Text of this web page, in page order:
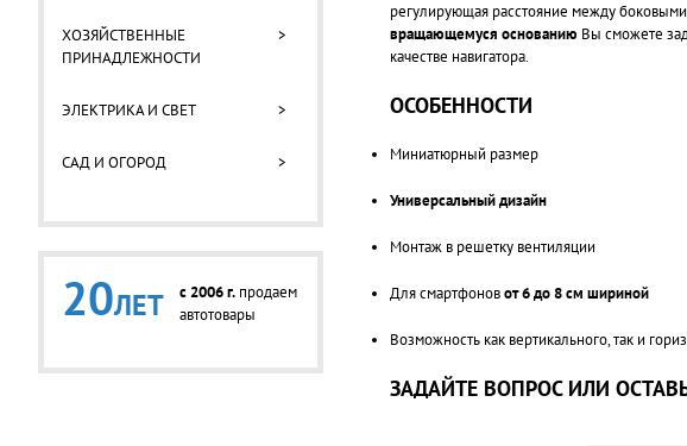
ХОЗЯЙСТВЕННЫЕ
ПРИНАДЛЕЖНОСТИ
>
ЭЛЕКТРИКА И СВЕТ >
САД И ОГОРОД >
20ЛЕТ c 2006 г. продаем
автотовары
регулирующая расстояние между
вращающемуся основанию Вы сможете
качестве навигатора.
ОСОБЕННОСТИ
Миниатюрный размер
Универсальный дизайн
Монтаж в решетку вентиляции
Для смартфоновот 6 до 8 см шириной
Возможность как вертикального, так и
ЗАДАЙТЕ ВОПРОС ИЛИ